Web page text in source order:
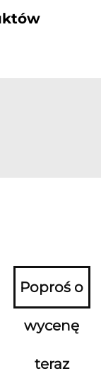
Poproś o
wycenę
teraz